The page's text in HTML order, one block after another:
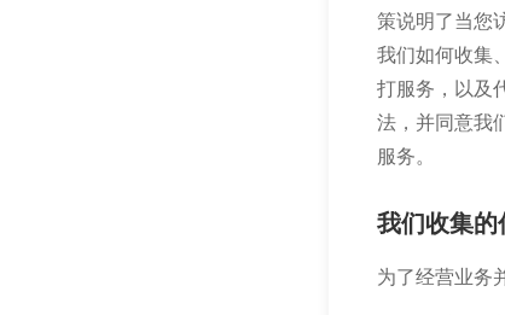
策说明了当您
我们如何收集
打服务，以及
法，并同意我
服务。
我们收集的
为了经营业务